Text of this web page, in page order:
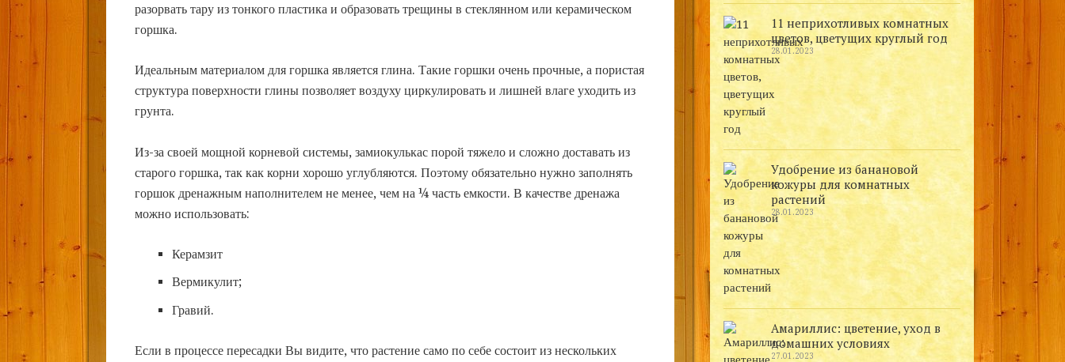
разорвать тару из тонкого пластика и образовать трещины в стеклянном или керамическом
горшка.
Идеальным материалом для горшка является глина. Такие горшки очень прочные, а пористая
структура поверхности глины позволяет воздуху циркулировать и лишней влаге уходить из
грунта.
Из-за своей мощной корневой системы, замиокулькас порой тяжело и сложно доставать из
старого горшка, так как корни хорошо углубляются. Поэтому обязательно нужно заполнять
горшок дренажным наполнителем не менее, чем на ¼ часть емкости. В качестве дренажа
можно использовать:
Керамзит
Вермикулит;
Гравий.
Если в процессе пересадки Вы видите, что растение само по себе состоит из нескольких
11 неприхотливых комнатных
цветов, цветущих круглый год
28.01.2023
Удобрение из банановой
кожуры для комнатных
растений
28.01.2023
Амариллис: цветение, уход в
домашних условиях
27.01.2023